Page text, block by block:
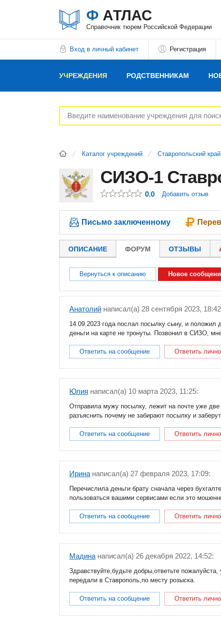
Ф АТЛАС
Справочник тюрем Российской Федерации
Вход в личный кабинет Регистрация
УЧРЕЖДЕНИЯ РОДСТВЕННИКАМ
РЕКЛАМОДАТЕЛЯМ
Каталог учреждений Ставропольский край
СИЗО-1
0.0 Добавить отзыв
Письмо заключенному
ОПИСАНИЕ ФОРУМ ОТЗЫВЫ
Вернуться к описанию Новое
Анатолий написал(a) 28 сентября 2023,
14.09.2023 года послал посылку сыну, и положил
деньги на карте не тронуты. Позвонил в СИЗО,
Ответить на сообщение Ответить лично
Юлия написал(a) 10 марта 2023, 11:25:
Отправила мужу посылку, лежит на почте уже
разъяснить почему не забирают посылку и
Ответить на сообщение Ответить лично
Ирина написал(a) 27 февраля 2023, 17:09:
Перечислила деньги брату сначала через
пользоваться вашими сервисами если это
Ответить на сообщение Ответить лично
Мадина написал(a) 26 декабря 2022, 14:52:
Здравствуйте,будьте добры,ответьте
передали в Ставрополь,по месту розыска.
Ответить на сообщение Ответить лично